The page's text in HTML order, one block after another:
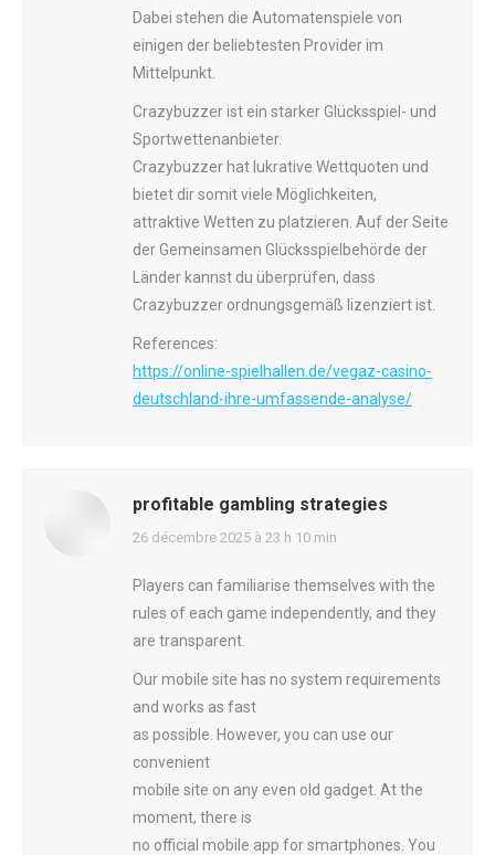
Dabei stehen die Automatenspiele von
einigen der beliebtesten Provider im
Mittelpunkt.
Crazybuzzer ist ein starker Glücksspiel- und
Sportwettenanbieter.
Crazybuzzer hat lukrative Wettquoten und
bietet dir somit viele Möglichkeiten,
attraktive Wetten zu platzieren. Auf der Seite
der Gemeinsamen Glücksspielbehörde der
Länder kannst du überprüfen, dass
Crazybuzzer ordnungsgemäß lizenziert ist.
References:
https://online-spielhallen.de/vegaz-casino-
deutschland-ihre-umfassende-analyse/
profitable gambling strategies
says:
26 décembre 2025 à 23 h 10 min
Players can familiarise themselves with the
rules of each game independently, and they
are transparent.
Our mobile site has no system requirements
and works as fast
as possible. However, you can use our
convenient
mobile site on any even old gadget. At the
moment, there is
no official mobile app for smartphones. You